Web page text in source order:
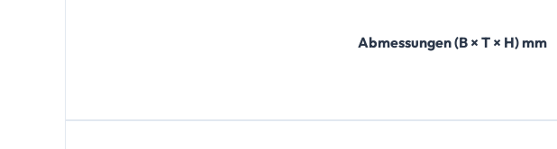
Abmessungen (B × T × H) mm